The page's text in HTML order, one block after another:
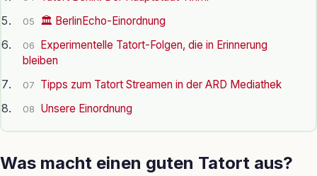
05 🏛️ BerlinEcho-Einordnung
06
Experimentelle Tatort-Folgen, die in Erinnerung
bleiben
07 Tipps zum Tatort Streamen in der ARD Mediathek
08 Unsere Einordnung
Was macht einen guten Tatort aus?